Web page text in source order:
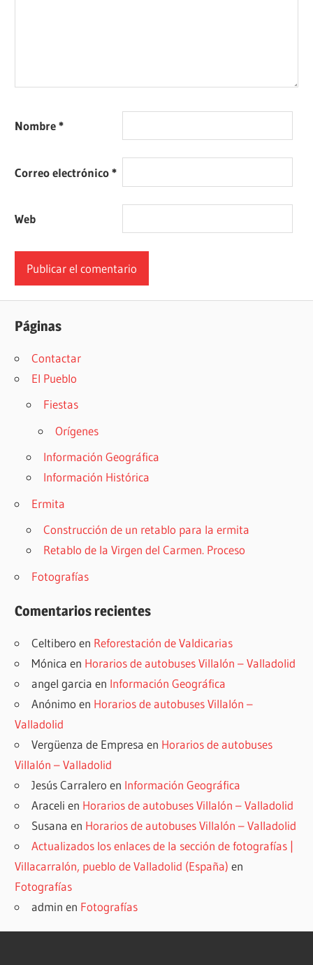
Nombre*
Correo electrónico*
Web
Páginas
Contactar
El Pueblo
Fiestas
Orígenes
Información Geográfica
Información Histórica
Ermita
Construcción de un retablo para la ermita
Retablo de la Virgen del Carmen. Proceso
Fotografías
Comentarios recientes
Celtibero en Reforestación de Valdicarias
Mónica en Horarios de autobuses Villalón – Valladolid
angel garcia en Información Geográfica
Anónimo en Horarios de autobuses Villalón –
Valladolid
Vergüenza de Empresa en Horarios de autobuses
Villalón – Valladolid
Jesús Carralero en Información Geográfica
Araceli en Horarios de autobuses Villalón – Valladolid
Susana en Horarios de autobuses Villalón – Valladolid
Actualizados los enlaces de la sección de fotografías |
Villacarralón, pueblo de Valladolid (España) en
Fotografías
admin en Fotografías